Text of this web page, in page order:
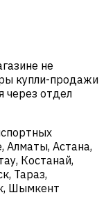
не
купли-продажи
через отдел
Алматы, Астана,
Костанай,
Тараз,
Шымкент